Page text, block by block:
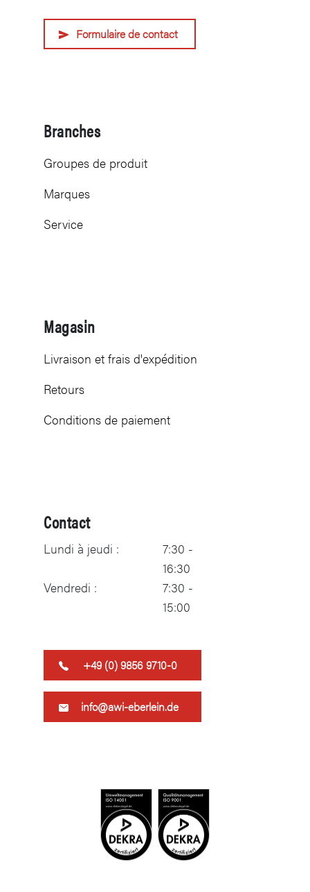
Formulaire de contact
Branches
Groupes de produit
Marques
Service
Magasin
Livraison et frais d'expédition
Retours
Conditions de paiement
Contact
Lundi à jeudi :
7:30 -
16:30
Vendredi :
7:30 -
15:00
​+49 (0) 9856 9710-0
info@awi-eberlein.de